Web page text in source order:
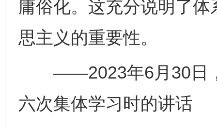
庸俗化。这充分说明了
思主义的重要性。
——2023年6月30日，
六次集体学习时的讲话